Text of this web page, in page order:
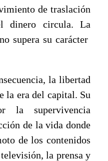
de traslación
dinero circula. La
supera su carácter
la libertad
la era del capital. Su
la supervivencia
de la vida donde
de los contenidos
la prensa y